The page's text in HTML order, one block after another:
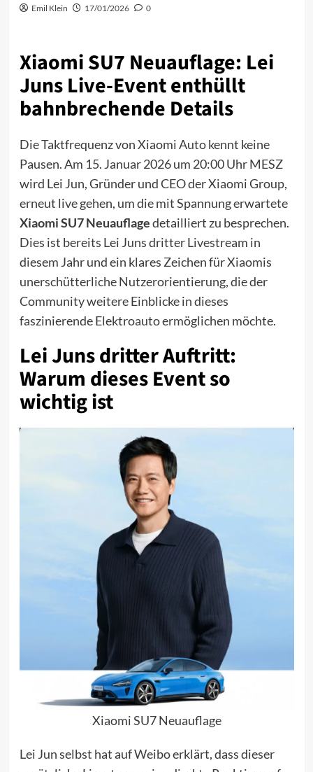
Emil Klein 17/01/2026 0
Xiaomi SU7 Neuauflage: Lei
Juns Live-Event enthüllt
bahnbrechende Details
Die Taktfrequenz von Xiaomi Auto kennt keine
Pausen. Am 15. Januar 2026 um 20:00 Uhr MESZ
wird Lei Jun, Gründer und CEO der Xiaomi Group,
erneut live gehen, um die mit Spannung erwartete
Xiaomi SU7 Neuauflagedetailliert zu besprechen.
Dies ist bereits Lei Juns dritter Livestream in
diesem Jahr und ein klares Zeichen für Xiaomis
unerschütterliche Nutzerorientierung, die der
Community weitere Einblicke in dieses
faszinierende Elektroauto ermöglichen möchte.
Lei Juns dritter Auftritt:
Warum dieses Event so
wichtig ist
Xiaomi SU7 Neuauflage
Lei Jun selbst hat auf Weibo erklärt, dass dieser